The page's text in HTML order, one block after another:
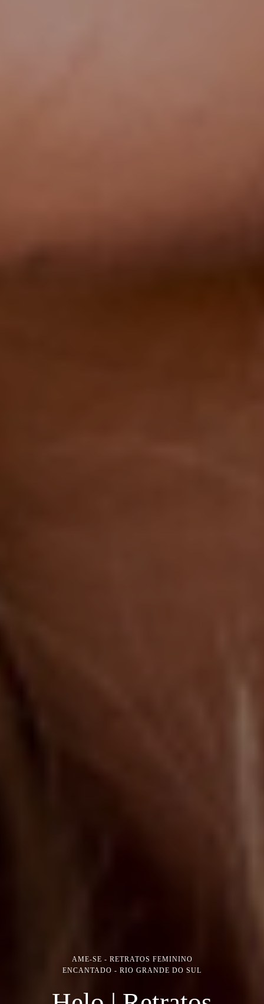
AME-SE - RETRATOS FEMININO
ENCANTADO - RIO GRANDE DO SUL